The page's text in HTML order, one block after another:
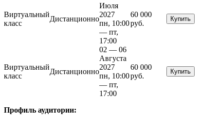
Виртуальный
класс
Дистанционно
Июля
2027
пн, 10:00
— пт,
17:00
60 000
руб.
Купить
Виртуальный
класс
Дистанционно
02 — 06
Августа
2027
пн, 10:00
— пт,
17:00
60 000
руб.
Купить
Профиль аудитории: